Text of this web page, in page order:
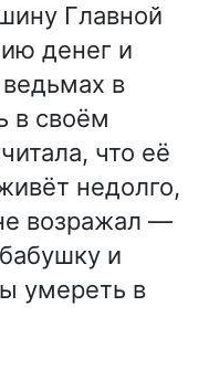
Главной
денег и
в
в своём
что её
недолго,
возражал —
и
умереть в